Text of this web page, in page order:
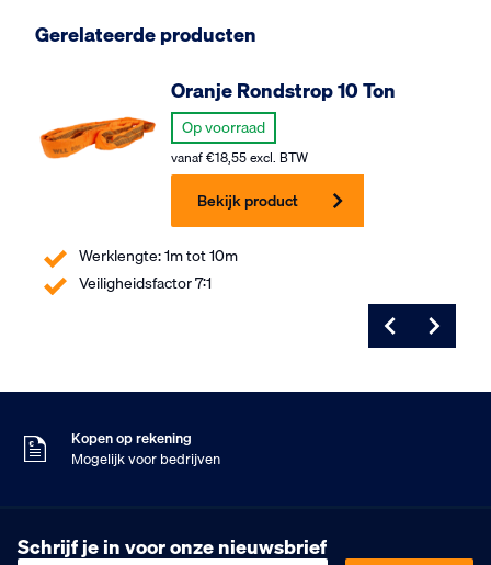
Gerelateerde producten
Werklengte: 1m tot 10m
Veiligheidsfactor 7:1
Oranje Rondstrop 10 Ton
Op voorraad
vanaf€18,55excl. BTW
Bekijk product
9
Klanten geven ons
Kopen op rekening
Mogelijk voor bedrijven
Maandag in huis
Schrijf je in voor onze nieuwsbrief